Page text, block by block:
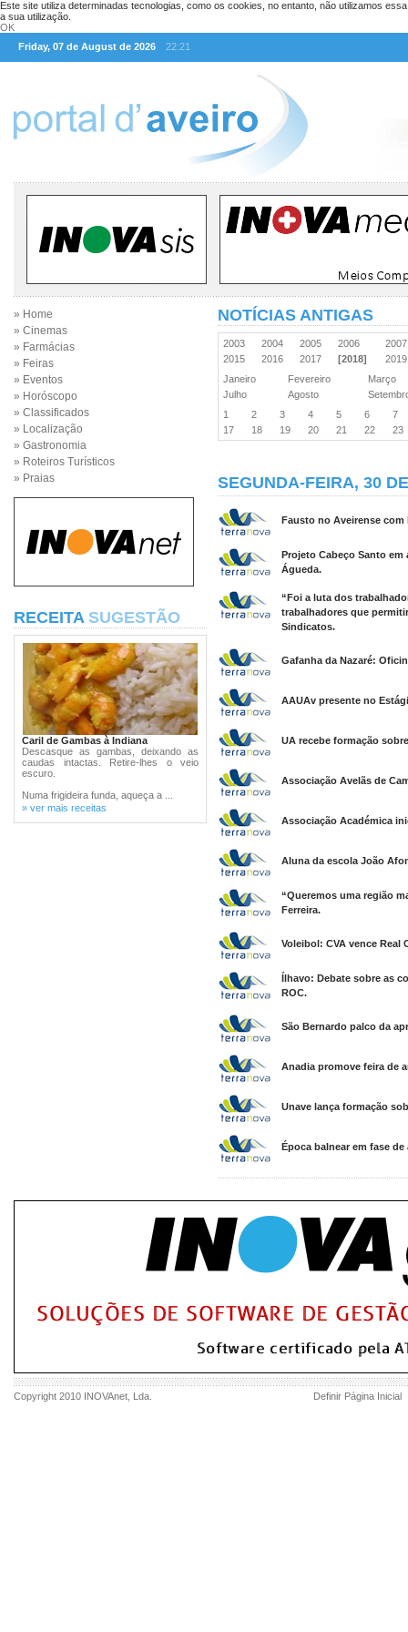
Este site utiliza determinadas tecnologias, como os cookies, no entanto, não utilizamos
a sua utilização.
OK
Friday, 07 de August de 2026
22:21
» Home
» Cinemas
» Farmácias
» Feiras
» Eventos
» Horóscopo
» Classificados
» Localização
» Gastronomia
» Roteiros Turísticos
» Praias
RECEITA SUGESTÃO
Caril de Gambas à Indiana
Descasque as gambas, deixando as
caudas intactas. Retire-lhes o veio
escuro.
Numa frigideira funda, aqueça a ...
» ver mais receitas
NOTÍCIAS ANTIGAS
2003 2004 2005 2006
2015
2016 2017 [2018]
Janeiro
Fevereiro
Março
Julho
Agosto
1
2 3 4 5 6
7
17
18 19 20 21 22 23
SEGUNDA-FEIRA, 30
Fausto no Aveirense com
Projeto Cabeço Santo
Águeda.
“Foi a luta dos
trabalhadores que
Sindicatos.
Gafanha da Nazaré:
AAUAv presente no
UA recebe formação
Associação Avelãs de
Associação Académica
Aluna da escola João
“Queremos uma região
Ferreira.
Voleibol: CVA vence Real
Ílhavo: Debate sobre as
ROC.
São Bernardo palco da
Anadia promove feira de
Unave lança formação
Época balnear em fase de
Copyright 2010 INOVAnet , Lda. Definir Página Inicial